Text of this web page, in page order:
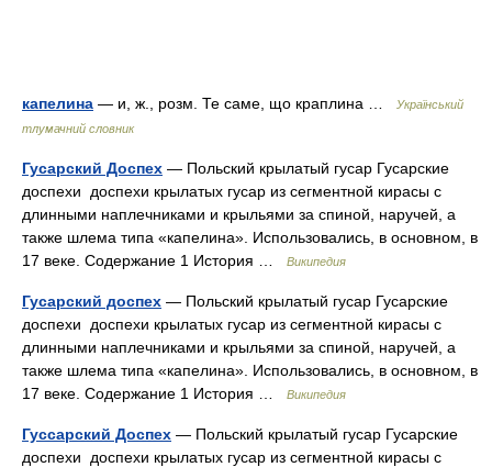
капелина — и, ж., розм. Те саме, що краплина …
Український
тлумачний словник
Гусарский Доспех — Польский крылатый гусар Гусарские
доспехи доспехи крылатых гусар из сегментной кирасы с
длинными наплечниками и крыльями за спиной, наручей, а
также шлема типа «капелина». Использовались, в основном, в
17 веке. Содержание 1 История …
Википедия
Гусарский доспех — Польский крылатый гусар Гусарские
доспехи доспехи крылатых гусар из сегментной кирасы с
длинными наплечниками и крыльями за спиной, наручей, а
также шлема типа «капелина». Использовались, в основном, в
17 веке. Содержание 1 История …
Википедия
Гуссарский Доспех — Польский крылатый гусар Гусарские
доспехи доспехи крылатых гусар из сегментной кирасы с